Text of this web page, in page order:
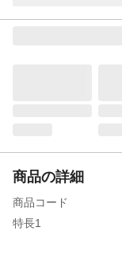
商品の詳細
商品コード
特長1